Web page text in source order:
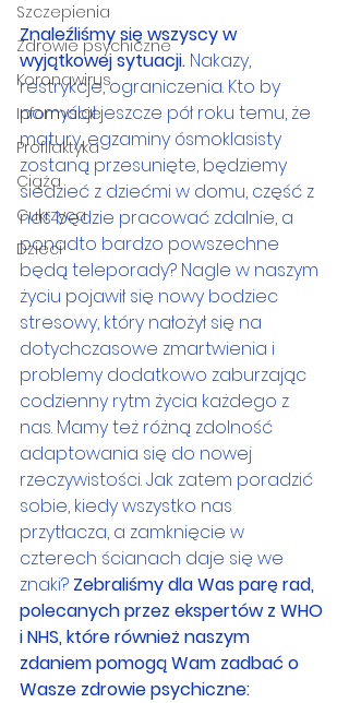
Szczepienia
Zdrowie psychiczne
Koronawirus
Informacje
Profilaktyka
Ciąża
Cukrzyca
Dzieci
Znaleźliśmy się wszyscy w
wyjątkowej sytuacji. Nakazy,
restrykcje, ograniczenia. Kto by
pomyślał jeszcze pół roku temu, że
matury, egzaminy ósmoklasisty
zostaną przesunięte, będziemy
siedzieć z dziećmi w domu, część z
nas będzie pracować zdalnie, a
ponadto bardzo powszechne
będą teleporady? Nagle w naszym
życiu pojawił się nowy bodziec
stresowy, który nałożył się na
dotychczasowe zmartwienia i
problemy dodatkowo zaburzając
codzienny rytm życia każdego z
nas. Mamy też różną zdolność
adaptowania się do nowej
rzeczywistości. Jak zatem poradzić
sobie, kiedy wszystko nas
przytłacza, a zamknięcie w
czterech ścianach daje się we
znaki? Zebraliśmy dla Was parę rad,
polecanych przez ekspertów z WHO
i NHS, które również naszym
zdaniem pomogą Wam zadbać o
Wasze zdrowie psychiczne: